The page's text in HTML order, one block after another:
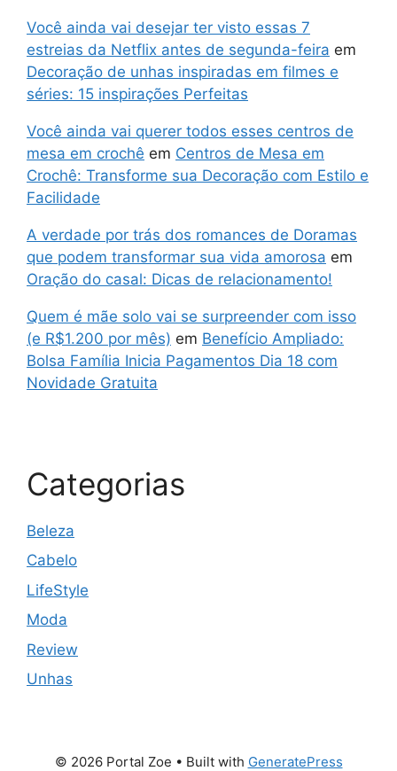
Você ainda vai desejar ter visto essas 7
estreias da Netflix antes de segunda-feira em
Decoração de unhas inspiradas em filmes e
séries: 15 inspirações Perfeitas
Você ainda vai querer todos esses centros de
mesa em crochê em Centros de Mesa em
Crochê: Transforme sua Decoração com Estilo e
Facilidade
A verdade por trás dos romances de Doramas
que podem transformar sua vida amorosa em
Oração do casal: Dicas de relacionamento!
Quem é mãe solo vai se surpreender com isso
(e R$1.200 por mês) em Benefício Ampliado:
Bolsa Família Inicia Pagamentos Dia 18 com
Novidade Gratuita
Categorias
Beleza
Cabelo
LifeStyle
Moda
Review
Unhas
© 2026 Portal Zoe • Built with GeneratePress